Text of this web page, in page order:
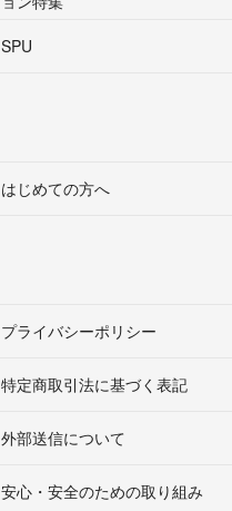
SPU
はじめての方へ
プライバシーポリシー
特定商取引法に基づく表記
外部送信について
安心・安全のための取り組み